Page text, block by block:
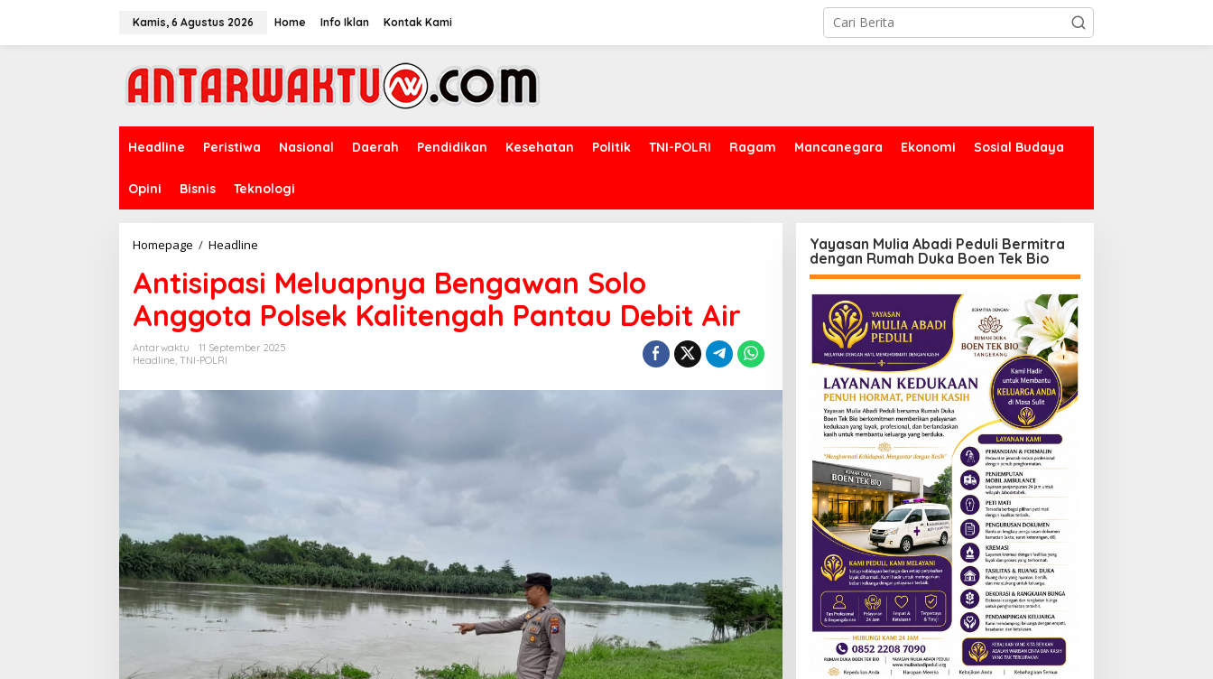
Kamis, 6 Agustus 2026 Home Info Iklan Kontak Kami
Headline Peristiwa Nasional Daerah Pendidikan Kesehatan Politik TNI-POLRI Ragam Mancanegara Ekonomi Sosial Budaya
Opini Bisnis Teknologi
Homepage / Headline
Bengawan
Solo
Anggota
Polsek
Kalitengah
Air
Antisipasi Meluapnya Bengawan Solo
Anggota Polsek Kalitengah Pantau Debit Air
Antarwaktu
11 September 2025
Headline, TNI-POLRI
Yayasan Mulia Abadi Peduli Bermitra
dengan Rumah Duka Boen Tek Bio